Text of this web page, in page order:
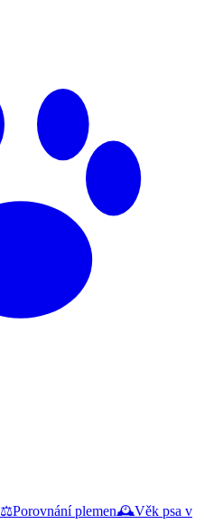
⚖️Porovnání plemen🕰️Věk psa v